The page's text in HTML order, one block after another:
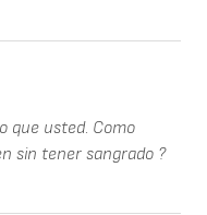
que usted. Como
sin tener sangrado ?